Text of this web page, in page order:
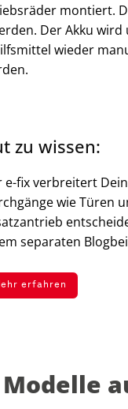
montiert.
Der Akku
wieder
zu wissen:
e-fix verbreitert
wie Türen
separaten
erfahren